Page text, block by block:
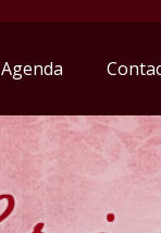
Agenda